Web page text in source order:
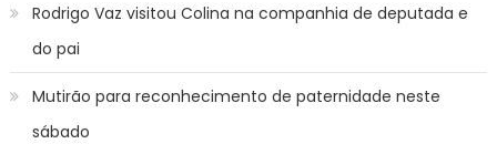
Rodrigo Vaz visitou Colina na companhia de deputada e
do pai
Mutirão para reconhecimento de paternidade neste
sábado